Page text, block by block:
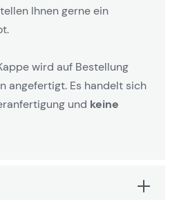
Ihnen gerne ein
wird auf Bestellung
angefertigt. Es handelt sich
und keine